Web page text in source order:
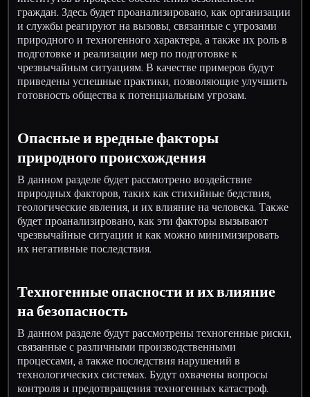
граждан. Здесь будет проанализировано, как организации
и службы реагируют на вызовы, связанные с угрозами
природного и техногенного характера, а также их роль в
подготовке и реализации мер по подготовке к
чрезвычайным ситуациям. В качестве примеров будут
приведены успешные практики, позволяющие улучшить
готовность общества к потенциальным угрозам.
Опасные и вредные факторы
природного происхождения
В данном разделе будет рассмотрено воздействие
природных факторов, таких как стихийные бедствия,
геологические явления, и их влияние на человека. Также
будет проанализировано, как эти факторы вызывают
чрезвычайные ситуации и как можно минимизировать
их негативные последствия.
Техногенные опасности и их влияние
на безопасность
В данном разделе будут рассмотрены техногенные риски,
связанные с различными производственными
процессами, а также последствия нарушений в
технологических системах. Будут охвачены вопросы
контроля и предотвращения техногенных катастроф.